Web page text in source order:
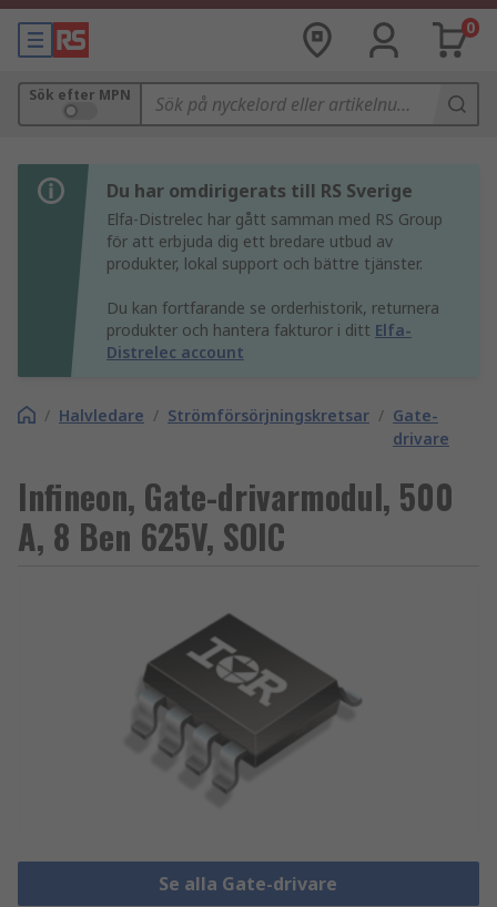
0
Sök efter MPN
Du har omdirigerats till RS Sverige
Elfa-Distrelec har gått samman med RS Group
för att erbjuda dig ett bredare utbud av
produkter, lokal support och bättre tjänster.
Du kan fortfarande se orderhistorik, returnera
produkter och hantera fakturor i ditt Elfa-
Distrelec account
/ Halvledare / Strömförsörjningskretsar / Gate-
drivare
Infineon, Gate-drivarmodul, 500
A, 8 Ben 625V, SOIC
Se alla Gate-drivare